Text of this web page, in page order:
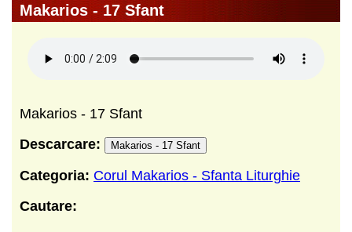
Makarios - 17 Sfant
Makarios - 17 Sfant
Descarcare:
Makarios - 17 Sfant
Categoria: Corul Makarios - Sfanta Liturghie
Cautare: